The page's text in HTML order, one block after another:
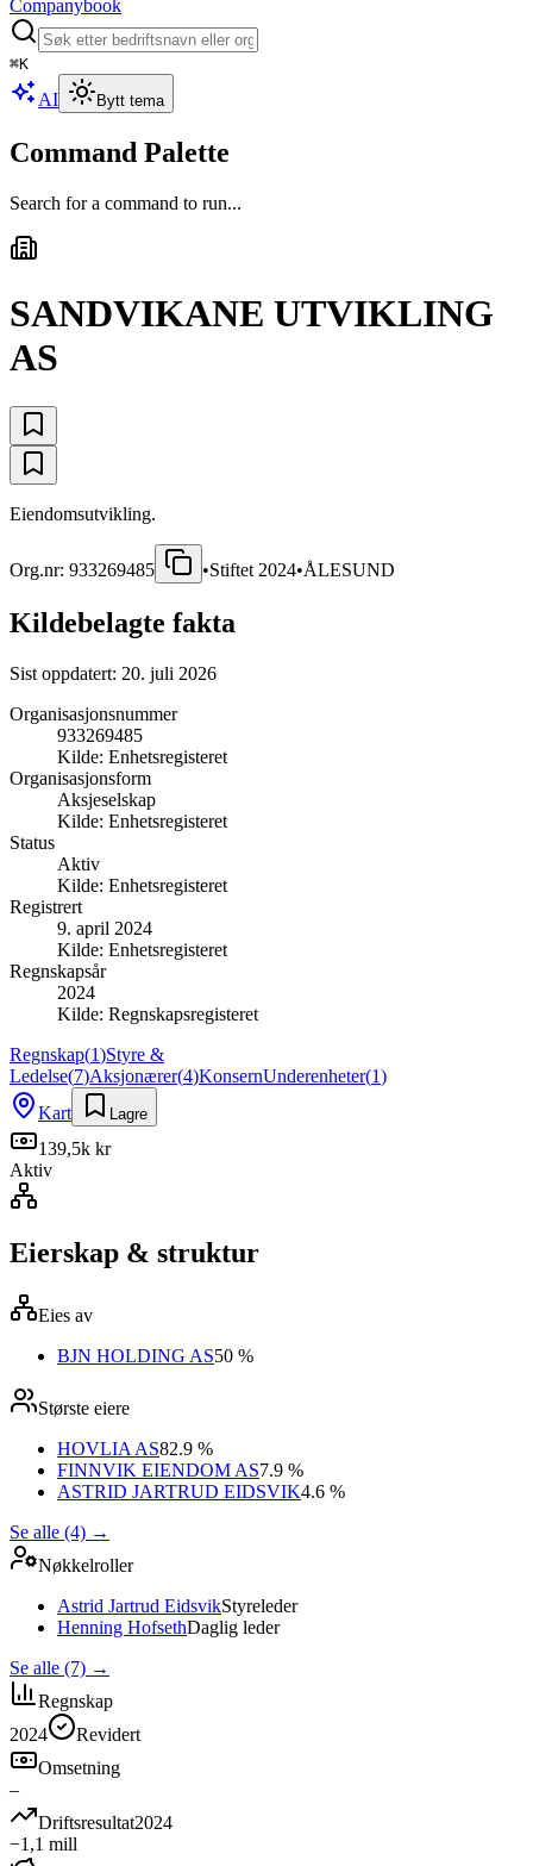
Companybook
⌘K
AI Bytt tema
Command Palette
Search for a command to run...
SANDVIKANE UTVIKLING
AS
Eiendomsutvikling.
Org.nr: 933269485 •Stiftet 2024•ÅLESUND
Kildebelagte fakta
Sist oppdatert: 20. juli 2026
Organisasjonsnummer
933269485
Kilde: Enhetsregisteret
Organisasjonsform
Aksjeselskap
Kilde: Enhetsregisteret
Status
Aktiv
Kilde: Enhetsregisteret
Registrert
9. april 2024
Kilde: Enhetsregisteret
Regnskapsår
2024
Kilde: Regnskapsregisteret
Regnskap(1)Styre &
Ledelse(7)Aksjonærer(4)KonsernUnderenheter(1)
Kart
Lagre
139,5k kr
Aktiv
Eierskap & struktur
Eies av
BJN HOLDING AS50 %
Største eiere
HOVLIA AS82.9 %
FINNVIK EIENDOM AS7.9 %
ASTRID JARTRUD EIDSVIK4.6 %
Se alle (4) →
Nøkkelroller
Astrid Jartrud EidsvikStyreleder
Henning HofsethDaglig leder
Se alle (7) →
Regnskap
2024
Revidert
Omsetning
–
Driftsresultat2024
−1,1 mill